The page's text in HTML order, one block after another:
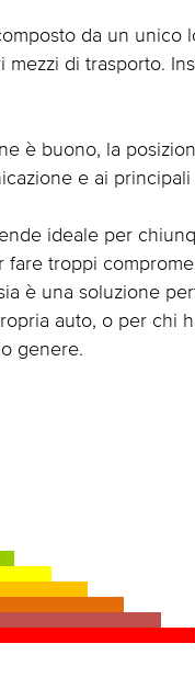
da un unico
mezzi di trasporto.
è buono, la
e ai
ideale per
fare troppi
è una soluzione
auto, o per chi
genere.